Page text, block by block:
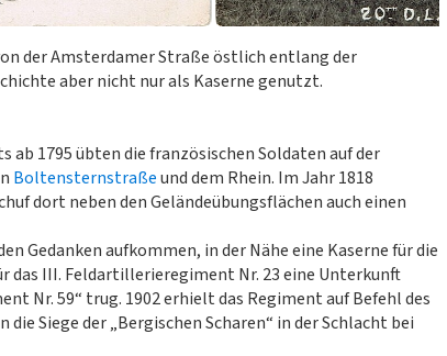
der Amsterdamer Straße östlich entlang der
aber nicht nur als Kaserne genutzt.
1795 übten die französischen Soldaten auf der
Boltensternstraßeund dem Rhein. Im Jahr 1818
dort neben den Geländeübungsflächen auch einen
Gedanken aufkommen, in der Nähe eine Kaserne für die
das III. Feldartillerieregiment Nr. 23 eine Unterkunft
Nr. 59“ trug. 1902 erhielt das Regiment auf Befehl des
Siege der „Bergischen Scharen“ in der Schlacht bei